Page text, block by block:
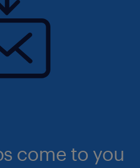
come to you